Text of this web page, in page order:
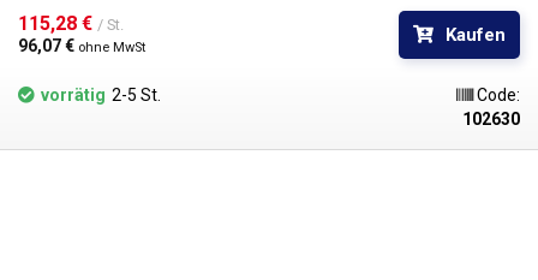
Einstellung der Spannungs- und Stromwerte gewählt werden kann. Ein
Schalter, der sich neben dem Drehregler befindet, dient zum Umschalten
Gleichstromversorgung verfügt über zwei segmentierte rote Anzeigen,
vier Ziffern für die Spannung und drei Ziffern für den Strom, sowie eine
115,28 € / St.
96,07 € ohne MwSt
Kaufen
vorrätig 2-5 St.
Code:
102630